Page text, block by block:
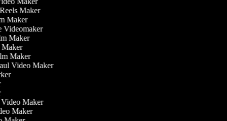
Reels Maker
Maker
Videomaker
Maker
Maker
Maker
Video Maker
Video Maker
Maker